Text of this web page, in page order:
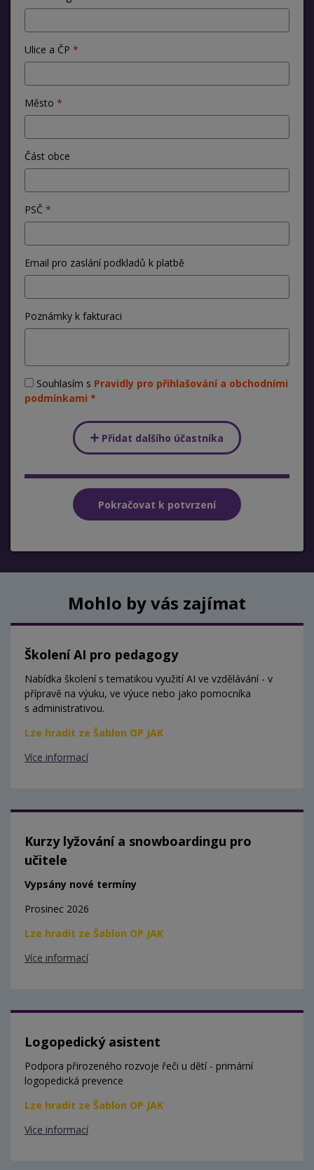
Ulice a ČP
Město
Část obce
PSČ
Email pro zaslání podkladů k platbě
Poznámky k fakturaci
Souhlasím s Pravidly pro přihlašování a obchodními
podmínkami
Přidat dalšího účastníka
Mohlo by vás zajímat
Školení AI pro pedagogy
Nabídka školení s tematikou využití AI ve vzdělávání - v
přípravě na výuku, ve výuce nebo jako pomocníka
s administrativou.
Lze hradit ze Šablon OP JAK
Více informací
Kurzy lyžování a snowboardingu pro
učitele
Vypsány nové termíny
Prosinec 2026
Lze hradit ze Šablon OP JAK
Více informací
Logopedický asistent
Podpora přirozeného rozvoje řeči u dětí - primární
logopedická prevence
Lze hradit ze Šablon OP JAK
Více informací